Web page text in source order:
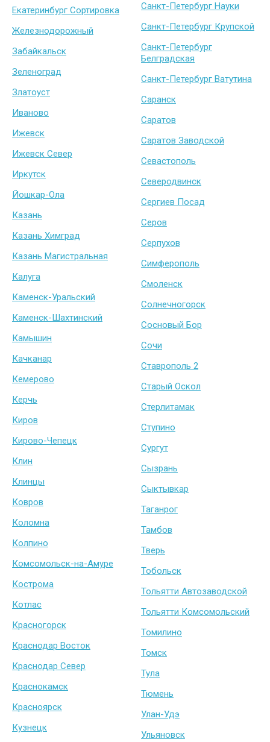
Екатеринбург Сортировка
Железнодорожный
Забайкальск
Зеленоград
Златоуст
Иваново
Ижевск
Ижевск Север
Иркутск
Йошкар-Ола
Казань
Казань Химград
Казань Магистральная
Калуга
Каменск-Уральский
Каменск-Шахтинский
Камышин
Качканар
Кемерово
Керчь
Киров
Кирово-Чепецк
Клин
Клинцы
Ковров
Коломна
Колпино
Комсомольск-на-Амуре
Кострома
Котлас
Красногорск
Краснодар Восток
Краснодар Север
Краснокамск
Красноярск
Кузнецк
Санкт-Петербург Науки
Санкт-Петербург Крупской
Санкт-Петербург
Белградская
Санкт-Петербург Ватутина
Саранск
Саратов
Саратов Заводской
Севастополь
Северодвинск
Сергиев Посад
Серов
Серпухов
Симферополь
Смоленск
Солнечногорск
Сосновый Бор
Сочи
Ставрополь 2
Старый Оскол
Стерлитамак
Ступино
Сургут
Сызрань
Сыктывкар
Таганрог
Тамбов
Тверь
Тобольск
Тольятти Автозаводской
Тольятти Комсомольский
Томилино
Томск
Тула
Тюмень
Улан-Удэ
Ульяновск